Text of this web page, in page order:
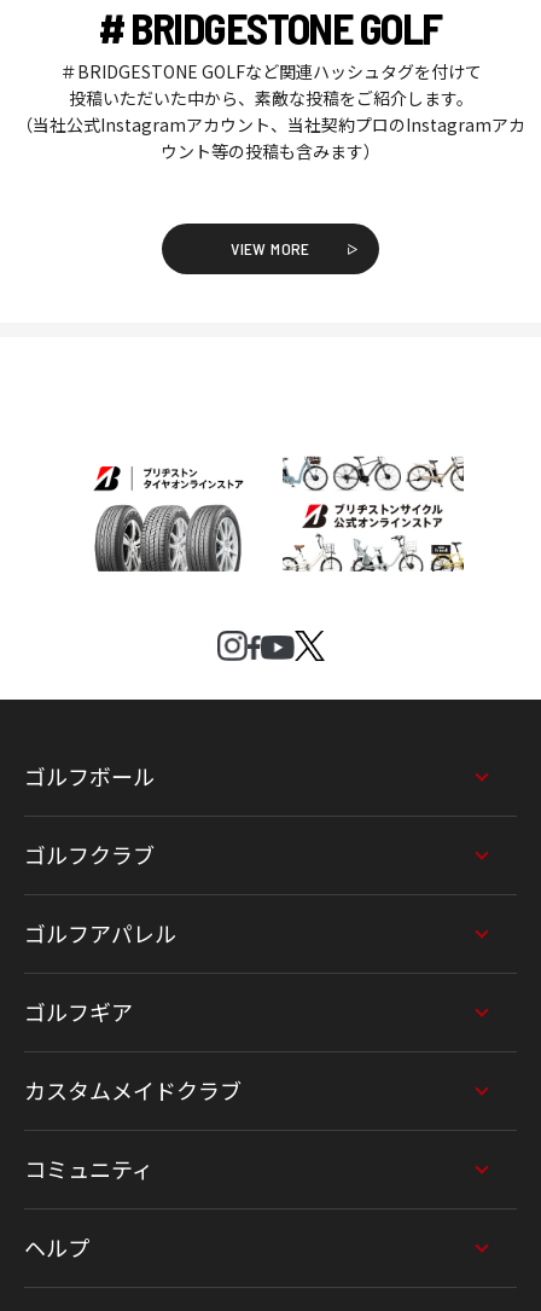
# BRIDGESTONE GOLF
＃BRIDGESTONE GOLFなど関連ハッシュタグを付けて
投稿いただいた中から、素敵な投稿をご紹介します。
（当社公式Instagramアカウント、当社契約プロのInstagramアカ
ウント等の投稿も含みます）
VIEW MORE
ゴルフボール
ゴルフクラブ
ゴルフアパレル
ゴルフギア
カスタムメイドクラブ
コミュニティ
ヘルプ